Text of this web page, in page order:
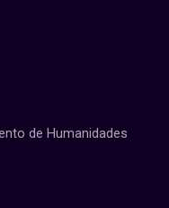
de Humanidades